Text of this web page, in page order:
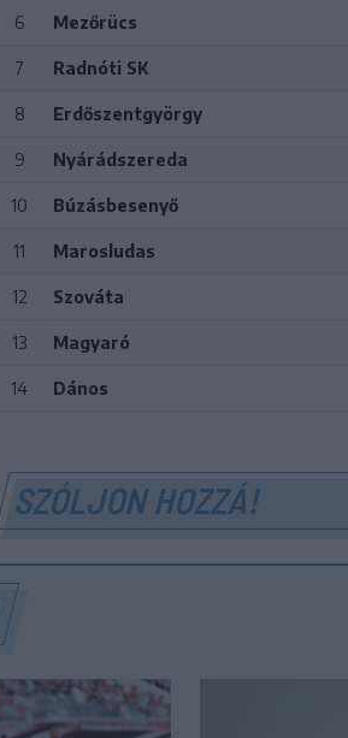
6 Mezőrücs
7 Radnóti SK
8 Erdőszentgyörgy
9 Nyárádszereda
10 Búzásbesenyő
11 Marosludas
12 Szováta
13 Magyaró
14 Dános
SZÓLJON HOZZÁ!